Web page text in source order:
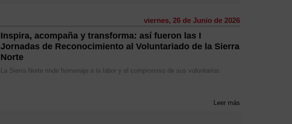
viernes, 26 de Junio de 2026
Inspira, acompaña y transforma: así fueron las I
Jornadas de Reconocimiento al Voluntariado de la Sierra
Norte
La Sierra Norte rinde homenaje a la labor y el compromiso de sus voluntarios
Leer más